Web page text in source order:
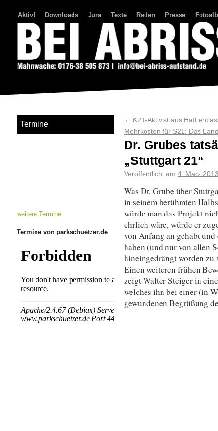
Aktiv! Downloads Jura Texte Reden Presse
← K21-Aktivist aus Haft
Mehrkosten für S21: Das
Dr. Grubes
„Stuttgart 21“
Veröffentlicht am 4. März 2013
Was Dr. Grube über
in seinem berühmten
würde man das Projekt
ehrlich wäre, würde er
von Anfang an gehabt
haben (und nur von allen
hineingedrängt worden zu
Einen weiteren frühen
zeigt Walter Steiger in
welches ihn bei einer (in
gewundenen Begrüßung
Termine
weitere Termine
Termine von parkschuetzer.de